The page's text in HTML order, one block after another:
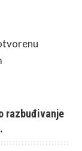
razbuđivanje